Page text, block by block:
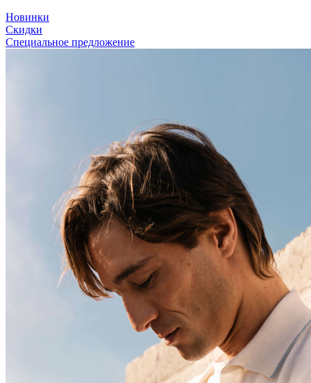
Новинки
Скидки
Специальное предложение